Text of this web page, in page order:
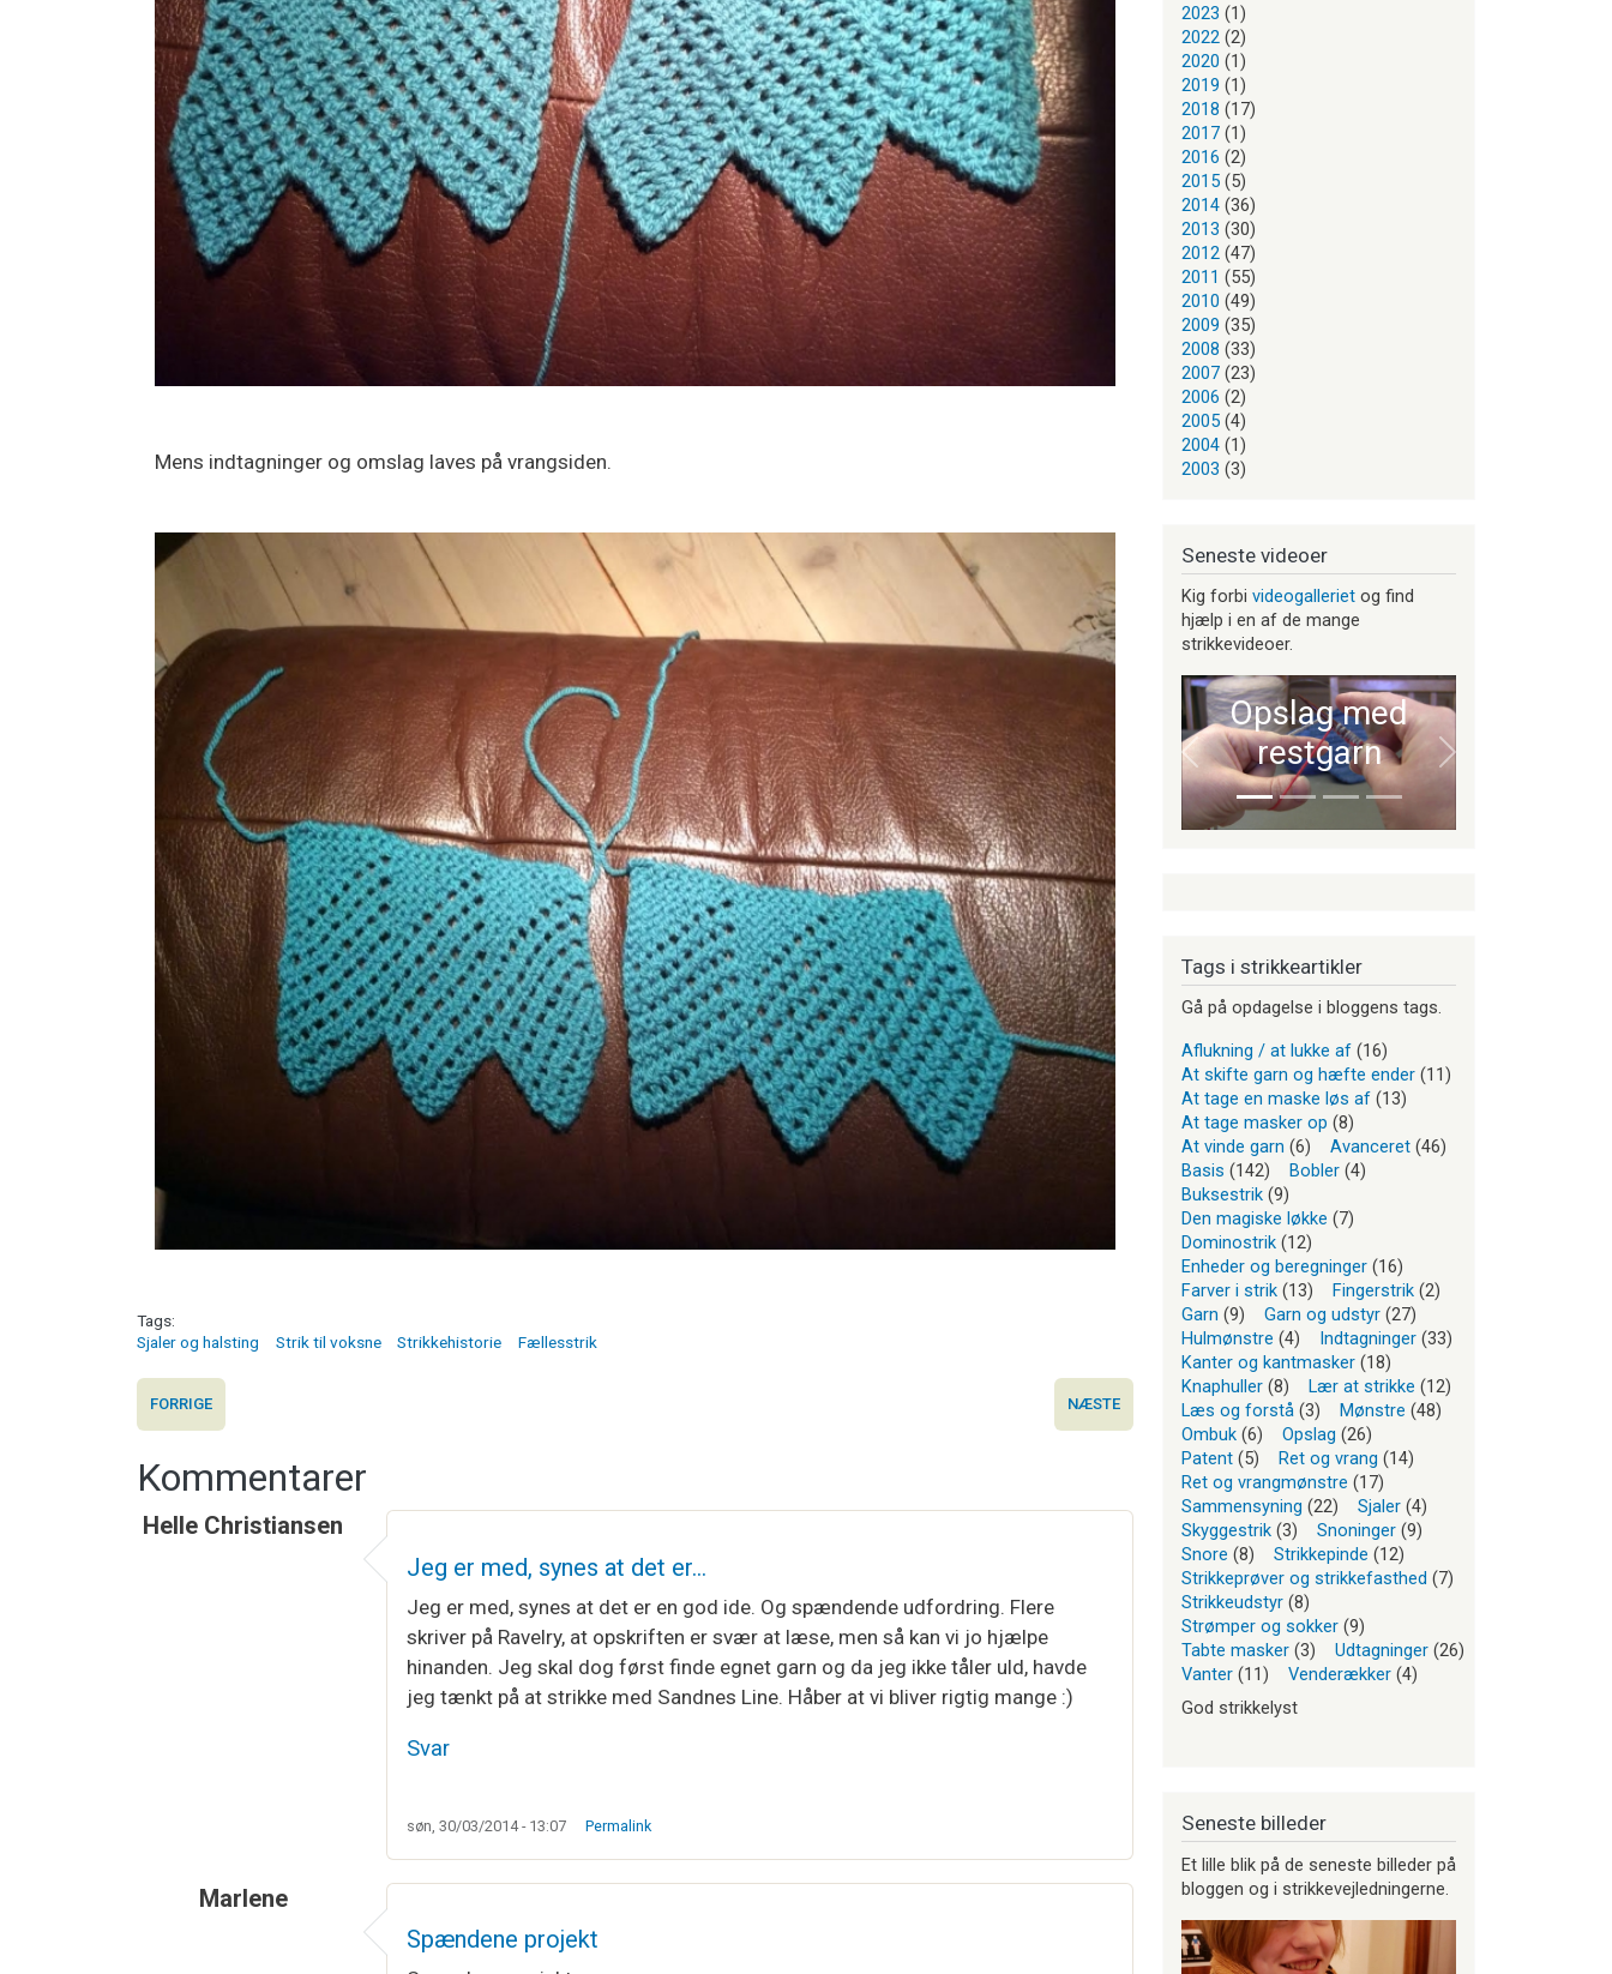
Mens indtagninger og omslag laves på vrangsiden.
Tags
Sjaler og halsting
Strik til voksne Strikkehistorie Fællesstrik
FORRIGE NÆSTE
Kommentarer
Helle Christiansen
Jeg er med, synes at det er…
Jeg er med, synes at det er en god ide. Og spændende udfordring. Flere
skriver på Ravelry, at opskriften er svær at læse, men så kan vi jo hjælpe
hinanden. Jeg skal dog først finde egnet garn og da jeg ikke tåler uld, havde
jeg tænkt på at strikke med Sandnes Line. Håber at vi bliver rigtig mange :)
Svar
søn, 30/03/2014 - 13:07 Permalink
Marlene
Spændene projekt
2023 (1)
2022 (2)
2020 (1)
2019 (1)
2018 (17)
2017 (1)
2016 (2)
2015 (5)
2014 (36)
2013 (30)
2012 (47)
2011 (55)
2010 (49)
2009 (35)
2008 (33)
2007 (23)
2006 (2)
2005 (4)
2004 (1)
2003 (3)
Seneste videoer
Kig forbi videogalleriet og find
hjælp i en af de mange
strikkevideoer.
Opslag med
restgarn
Forrige Næste
Tags i strikkeartikler
Gå på opdagelse i bloggens tags.
Aflukning / at lukke af (16)
At skifte garn og hæfte ender (11)
At tage en maske løs af (13)
At tage masker op (8)
At vinde garn (6) Avanceret (46)
Basis (142) Bobler (4)
Buksestrik (9)
Den magiske løkke (7)
Dominostrik (12)
Enheder og beregninger (16)
Farver i strik (13) Fingerstrik (2)
Garn (9) Garn og udstyr (27)
Hulmønstre (4) Indtagninger (33)
Kanter og kantmasker (18)
Knaphuller (8) Lær at strikke (12)
Læs og forstå (3) Mønstre (48)
Ombuk (6) Opslag (26)
Patent (5) Ret og vrang (14)
Ret og vrangmønstre (17)
Sammensyning (22) Sjaler (4)
Skyggestrik (3) Snoninger (9)
Snore (8) Strikkepinde (12)
Strikkeprøver og strikkefasthed (7)
Strikkeudstyr (8)
Strømper og sokker (9)
Tabte masker (3) Udtagninger (26)
Vanter (11) Venderækker (4)
God strikkelyst
Seneste billeder
Et lille blik på de seneste billeder på
bloggen og i strikkevejledningerne.